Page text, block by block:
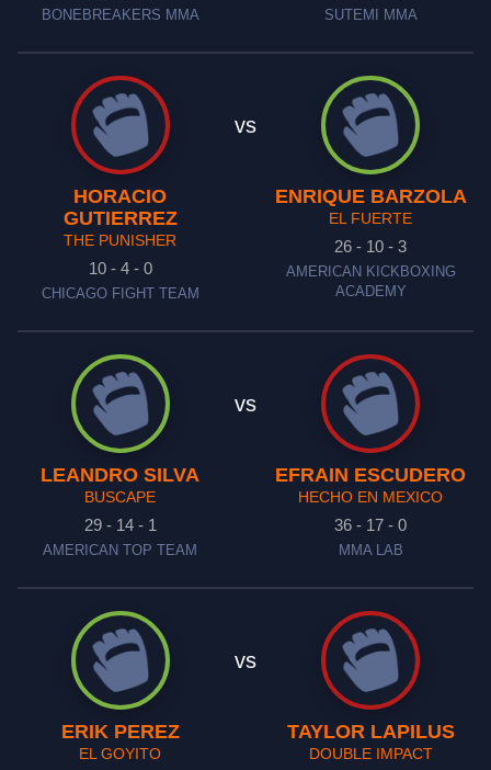
BONEBREAKERS MMA SUTEMI MMA
HORACIO
GUTIERREZ
THE PUNISHER
10 - 4 - 0
CHICAGO FIGHT TEAM
vs
ENRIQUE BARZOLA
EL FUERTE
26 - 10 - 3
AMERICAN KICKBOXING
ACADEMY
LEANDRO SILVA
BUSCAPE
29 - 14 - 1
AMERICAN TOP TEAM
vs
EFRAIN ESCUDERO
HECHO EN MEXICO
36 - 17 - 0
MMA LAB
ERIK PEREZ
EL GOYITO
vs
TAYLOR LAPILUS
DOUBLE IMPACT